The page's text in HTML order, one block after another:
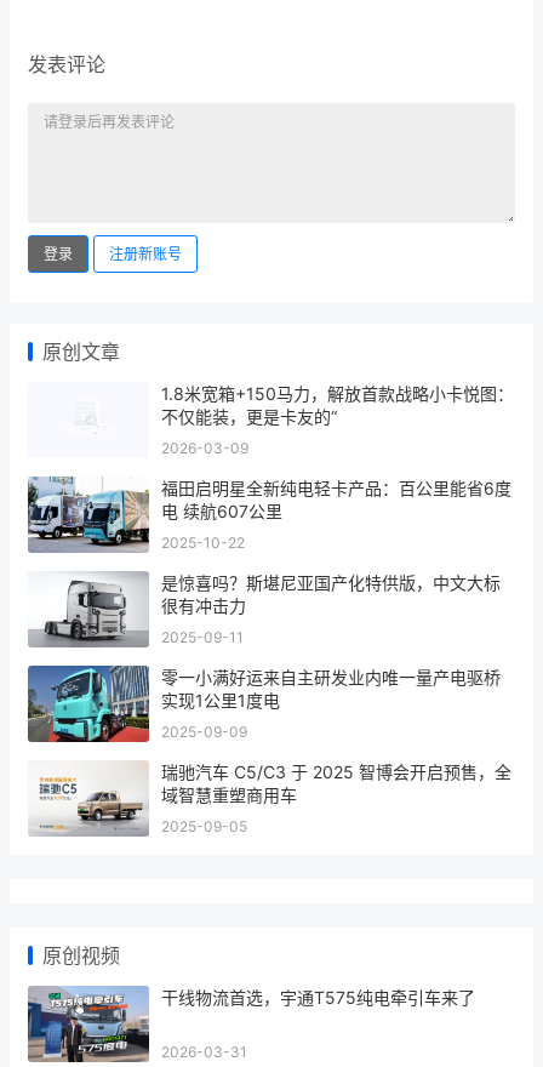
发表评论
登录 注册新账号
原创文章
1.8米宽箱+150马力，解放首款战略小卡悦图：
不仅能装，更是卡友的“
2026-03-09
福田启明星全新纯电轻卡产品：百公里能省6度
电 续航607公里
2025-10-22
是惊喜吗？斯堪尼亚国产化特供版，中文大标
很有冲击力
2025-09-11
零一小满好运来自主研发业内唯一量产电驱桥
实现1公里1度电
2025-09-09
瑞驰汽车 C5/C3 于 2025 智博会开启预售，全
域智慧重塑商用车
2025-09-05